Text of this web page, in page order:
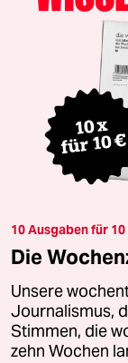
10 Ausgaben für
Die
Unsere
Journalismus,
Stimmen, die
zehn Wochen